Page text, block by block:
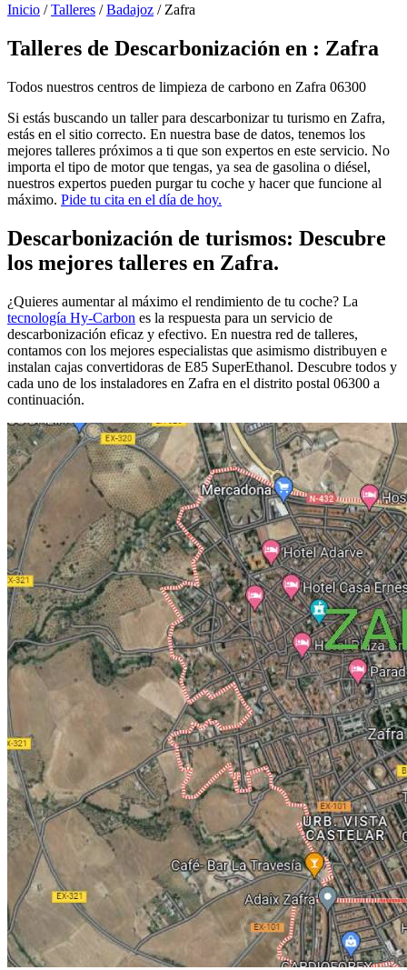
Inicio /Talleres /Badajoz / Zafra
Talleres de Descarbonización en : Zafra
Todos nuestros centros de limpieza de carbono en Zafra 06300
Si estás buscando un taller para descarbonizar tu turismo en Zafra,
estás en el sitio correcto. En nuestra base de datos, tenemos los
mejores talleres próximos a ti que son expertos en este servicio. No
importa el tipo de motor que tengas, ya sea de gasolina o diésel,
nuestros expertos pueden purgar tu coche y hacer que funcione al
máximo. Pide tu cita en el día de hoy.
Descarbonización de turismos: Descubre
los mejores talleres en Zafra.
¿Quieres aumentar al máximo el rendimiento de tu coche? La
tecnología Hy-Carbon es la respuesta para un servicio de
descarbonización eficaz y efectivo. En nuestra red de talleres,
contamos con los mejores especialistas que asimismo distribuyen e
instalan cajas convertidoras de E85 SuperEthanol. Descubre todos y
cada uno de los instaladores en Zafra en el distrito postal 06300 a
continuación.